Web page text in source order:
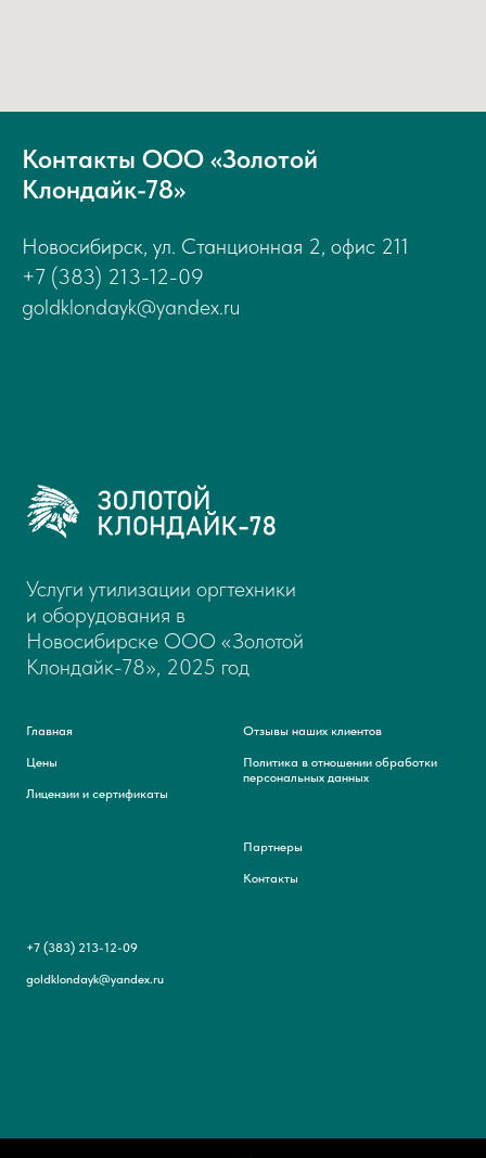
Контакты ООО «Золотой
Клондайк-78»
Новосибирск, ул. Станционная 2, офис 211
+7 (383) 213-12-09
goldklondayk@yandex.ru
Услуги утилизации оргтехники
и оборудования в
Новосибирске ООО «Золотой
Клондайк-78», 2025 год
Главная
Цены
Лицензии и сертификаты
Отзывы наших клиентов
Политика в отношении обработки
персональных данных
Партнеры
Контакты
+7 (383) 213-12-09
goldklondayk@yandex.ru